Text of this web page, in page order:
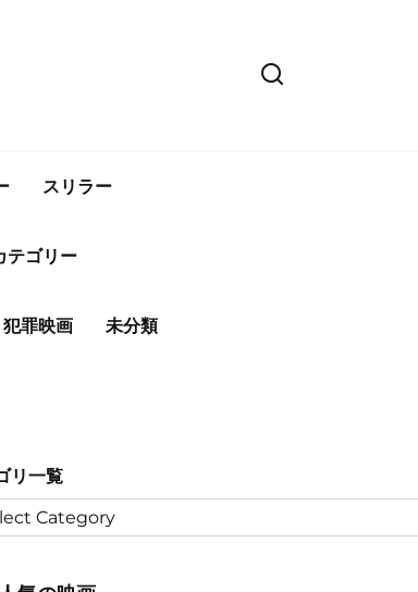
スリラー
テゴリー
犯罪映画 未分類
リ一覧